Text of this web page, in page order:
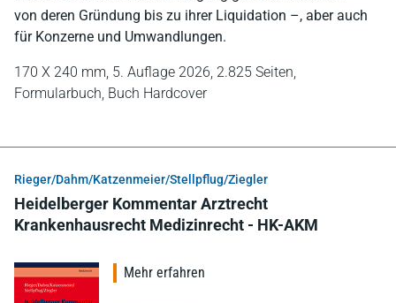
von deren Gründung bis zu ihrer Liquidation –, aber auch
für Konzerne und Umwandlungen.
170 X 240 mm, 5. Auflage 2026, 2.825 Seiten,
Formularbuch, Buch Hardcover
Rieger/Dahm/Katzenmeier/Stellpflug/Ziegler
Heidelberger Kommentar Arztrecht
Krankenhausrecht Medizinrecht - HK-AKM
Mehr erfahren